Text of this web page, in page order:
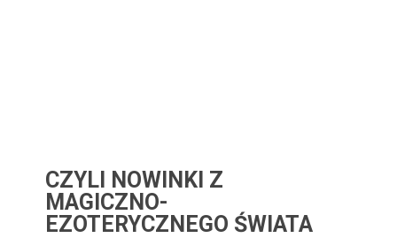
CZYLI NOWINKI Z
MAGICZNO-
EZOTERYCZNEGO ŚWIATA